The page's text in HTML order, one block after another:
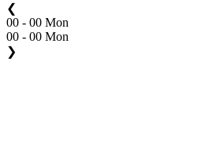
❮
00 - 00 Mon
00 - 00 Mon
❯